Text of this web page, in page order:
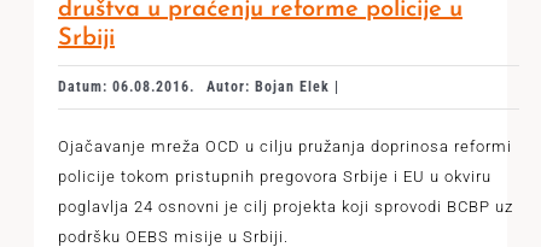
društva u praćenju reforme policije u
Srbiji
Datum: 06.08.2016. Autor: Bojan Elek |
Ojačavanje mreža OCD u cilju pružanja doprinosa reformi
policije tokom pristupnih pregovora Srbije i EU u okviru
poglavlja 24 osnovni je cilj projekta koji sprovodi BCBP uz
podršku OEBS misije u Srbiji.